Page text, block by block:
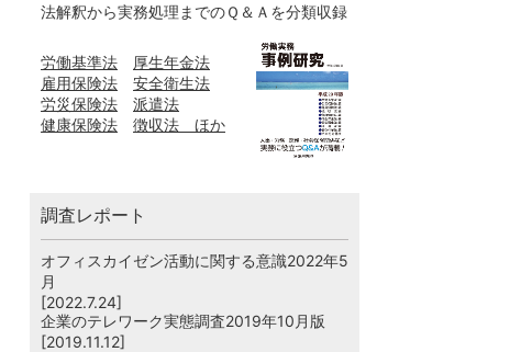
法解釈から実務処理までのＱ＆Ａを分類収録
労働基準法
厚生年金法
雇用保険法
安全衛生法
労災保険法
派遣法
健康保険法
徴収法 ほか
調査レポート
オフィスカイゼン活動に関する意識2022年5
月
[2022.7.24]
企業のテレワーク実態調査2019年10月版
[2019.11.12]